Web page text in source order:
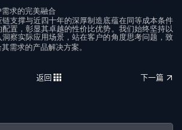
返回
下一篇
求的完美融合
支撑与近四十年的深厚制造底蕴在同等成本条件
置，彰显其卓越的性价比优势。我们始终坚持以
察实际应用场景，站在客户的角度思考问题，致
需求的产品解决方案。